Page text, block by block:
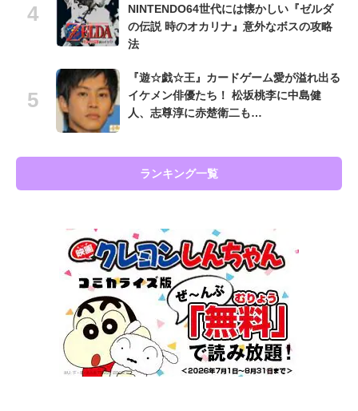
NINTENDO64世代には懐かしい『ゼルダ
の伝説 時のオカリナ』意外なボスの攻略
法
『遊☆戯☆王』カードゲーム愛が溢れ出る
イケメン俳優たち！ 松坂桃李に中島健
人、志尊淳に赤楚衛二も…
ランキング一覧